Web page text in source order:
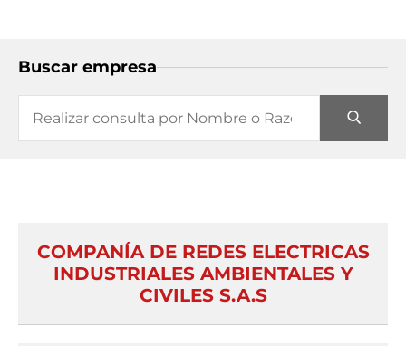
Buscar empresa
COMPANÍA DE REDES ELECTRICAS
INDUSTRIALES AMBIENTALES Y
CIVILES S.A.S